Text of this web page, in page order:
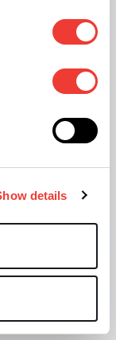
details
a nivel
para
gravemente
en este
el
herramienta
mayor y más
de
médicas. Esta
para
controlada
aportar a la